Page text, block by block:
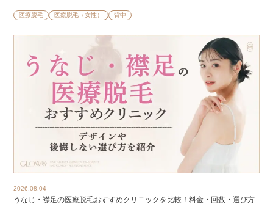
医療脱毛 医療脱毛（女性） 背中
2026.08.04
うなじ・襟足の医療脱毛おすすめクリニックを比較！料金・回数・選び方